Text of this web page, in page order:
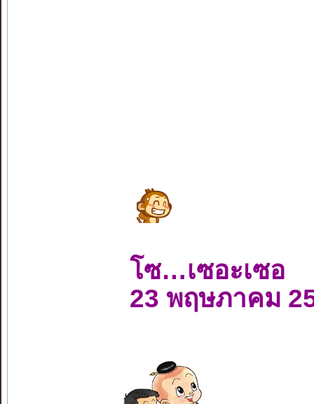
โซ…เซอะเซอ
23 พฤษภาคม